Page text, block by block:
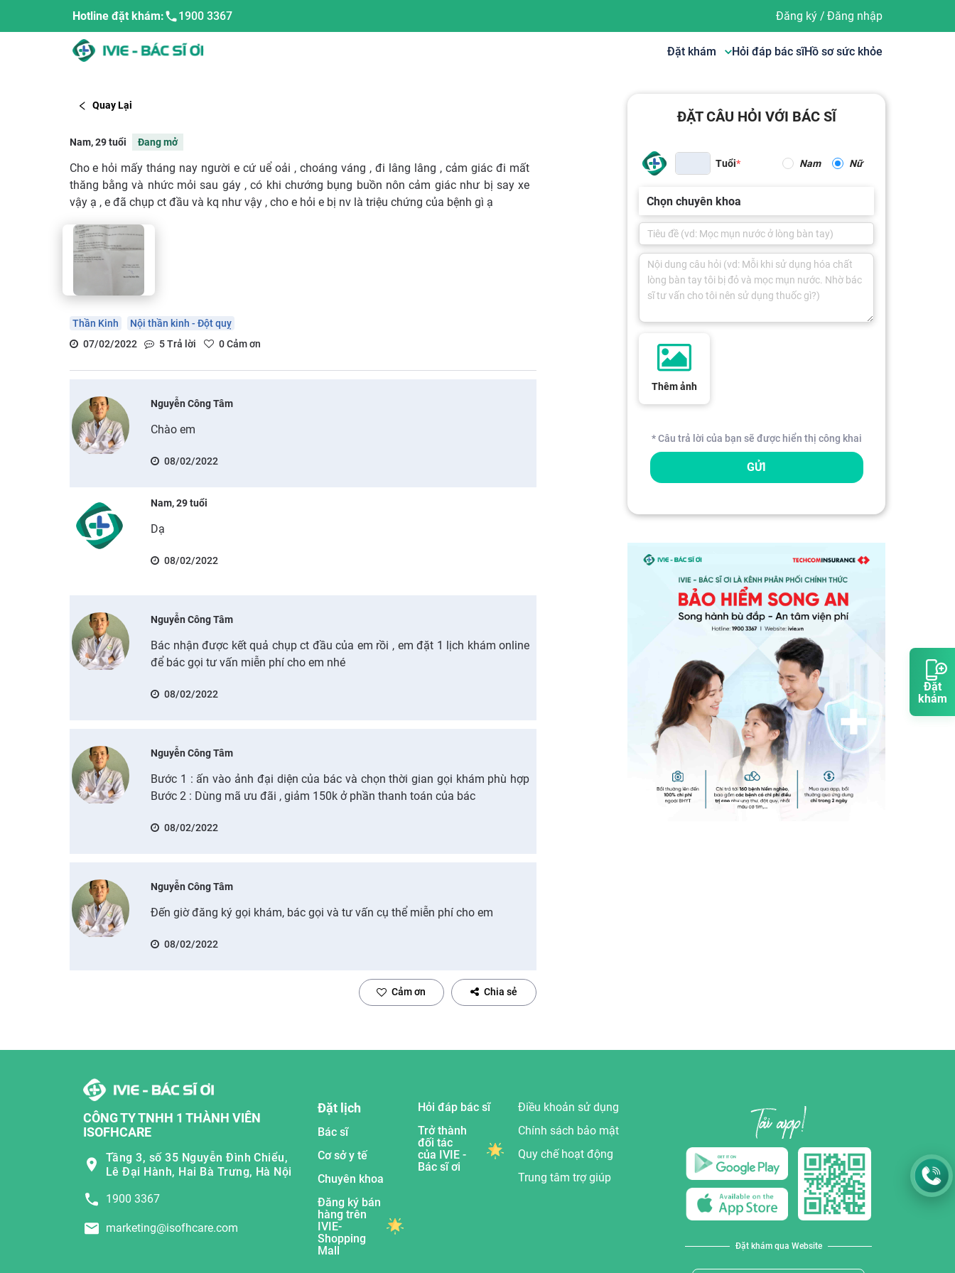
Đặt
khám
Hotline đặt khám: 1900 3367 Đăng ký/ Đăng nhập
Đặt khám Hỏi đáp bác sĩHồ sơ sức khỏe
Quay Lại
Nam, 29 tuổi Đang mở
Cho e hỏi mấy tháng nay người e cứ uể oải , choáng váng , đi lâng lâng , cảm giác đi mất
thăng bằng và nhức mỏi sau gáy , có khi chướng bụng buồn nôn cảm giác như bị say xe
vậy ạ , e đã chụp ct đầu và kq như vậy , cho e hỏi e bị nv là triệu chứng của bệnh gì ạ
Thần Kinh
Nội thần kinh - Đột quỵ
07/02/2022
5Trả lời 0Cảm ơn
Nguyễn Công Tâm
Chào em
08/02/2022
Nam, 29 tuổi
Dạ
08/02/2022
Nguyễn Công Tâm
Bác nhận được kết quả chụp ct đầu của em rồi , em đặt 1 lịch khám online
để bác gọi tư vấn miễn phí cho em nhé
08/02/2022
Nguyễn Công Tâm
Bước 1 : ấn vào ảnh đại diện của bác và chọn thời gian gọi khám phù hợp
Bước 2 : Dùng mã ưu đãi , giảm 150k ở phần thanh toán của bác
08/02/2022
Nguyễn Công Tâm
Đến giờ đăng ký gọi khám, bác gọi và tư vấn cụ thể miễn phí cho em
08/02/2022
Cảm ơn Chia sẻ
ĐẶT CÂU HỎI VỚI BÁC SĨ
Tuổi Nam Nữ
Chọn chuyên khoa
Thêm ảnh
* Câu trả lời của bạn sẽ được hiển thị công khai
GỬI
CÔNG TY TNHH 1 THÀNH VIÊN
ISOFHCARE
Tầng 3, số 35 Nguyễn Đình Chiểu,
Lê Đại Hành, Hai Bà Trưng, Hà Nội
1900 3367
marketing@isofhcare.com
Đặt lịch
Bác sĩ
Cơ sở y tế
Chuyên khoa
Đăng ký bán
hàng trên
IVIE-
Shopping
Mall
Hỏi đáp bác sĩ
Trở thành
đối tác
của IVIE -
Bác sĩ ơi
Điều khoản sử dụng
Chính sách bảo mật
Quy chế hoạt động
Trung tâm trợ giúp
Đặt khám qua Website